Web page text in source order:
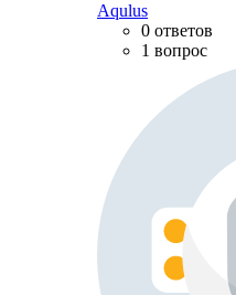
Aqulus
0 ответов
1 вопрос